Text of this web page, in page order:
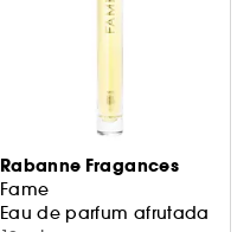
Rabanne Fragances
Fame
Eau de parfum afrutada